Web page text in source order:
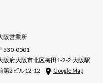
阪営業所
530-0001
阪府大阪市北区梅田1-2-2 大阪駅
第2ビル12-12
Google Map